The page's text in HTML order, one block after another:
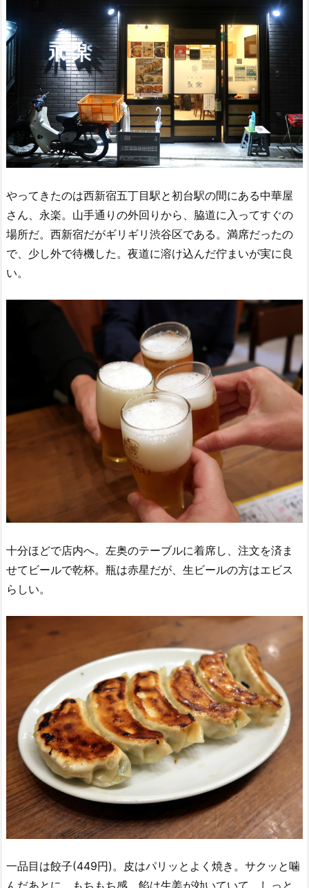
やってきたのは西新宿五丁目駅と初台駅の間にある中華屋
さん、永楽。山手通りの外回りから、脇道に入ってすぐの
場所だ。西新宿だがギリギリ渋谷区である。満席だったの
で、少し外で待機した。夜道に溶け込んだ佇まいが実に良
い。
十分ほどで店内へ。左奥のテーブルに着席し、注文を済ま
せてビールで乾杯。瓶は赤星だが、生ビールの方はエビス
らしい。
一品目は餃子(449円)。皮はパリッとよく焼き。サクッと噛